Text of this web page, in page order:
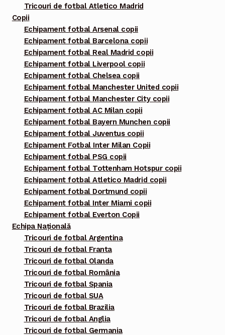
Tricouri de fotbal Atletico Madrid
Copii
Echipament fotbal Arsenal copii
Echipament fotbal Barcelona copii
Echipament fotbal Real Madrid copii
Echipament fotbal Liverpool copii
Echipament fotbal Chelsea copii
Echipament fotbal Manchester United copii
Echipament fotbal Manchester City copii
Echipament fotbal AC Milan copii
Echipament fotbal Bayern Munchen copii
Echipament fotbal Juventus copii
Echipament Fotbal Inter Milan Copii
Echipament fotbal PSG copii
Echipament fotbal Tottenham Hotspur copii
Echipament fotbal Atletico Madrid copii
Echipament fotbal Dortmund copii
Echipament fotbal Inter Miami copii
Echipament fotbal Everton Copii
Echipa Națională
Tricouri de fotbal Argentina
Tricouri de fotbal Franta
Tricouri de fotbal Olanda
Tricouri de fotbal România
Tricouri de fotbal Spania
Tricouri de fotbal SUA
Tricouri de fotbal Brazilia
Tricouri de fotbal Anglia
Tricouri de fotbal Germania